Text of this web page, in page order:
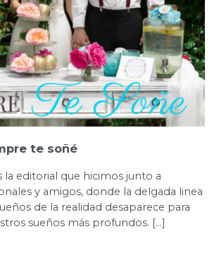
te soñé
la editorial que hicimos junto a
y amigos, donde la delgada linea
de la realidad desaparece para
sueños más profundos. […]